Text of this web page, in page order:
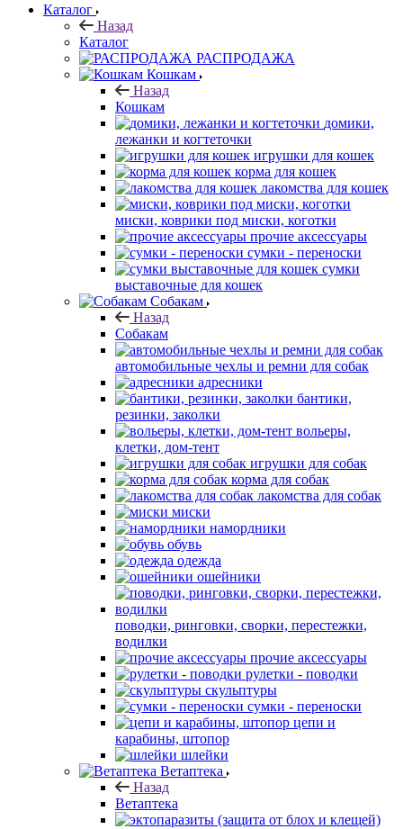
Каталог
Назад
Каталог
РАСПРОДАЖА
Кошкам
Назад
Кошкам
домики,
лежанки и когтеточки
игрушки для кошек
корма для кошек
лакомства для кошек
миски, коврики под миски, коготки
прочие аксессуары
сумки - переноски
сумки
выставочные для кошек
Собакам
Назад
Собакам
автомобильные чехлы и ремни для собак
адресники
бантики,
резинки, заколки
вольеры,
клетки, дом-тент
игрушки для собак
корма для собак
лакомства для собак
миски
намордники
обувь
одежда
ошейники
поводки, ринговки, сворки, перестежки,
водилки
прочие аксессуары
рулетки - поводки
скульптуры
сумки - переноски
цепи и
карабины, штопор
шлейки
Ветаптека
Назад
Ветаптека